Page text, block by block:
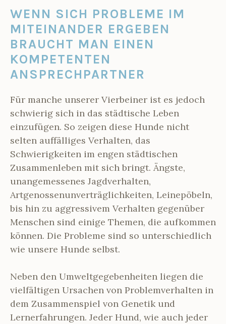
WENN SICH PROBLEME IM
MITEINANDER ERGEBEN
BRAUCHT MAN EINEN
KOMPETENTEN
ANSPRECHPARTNER
Für manche unserer Vierbeiner ist es jedoch
schwierig sich in das städtische Leben
einzufügen. So zeigen diese Hunde nicht
selten auffälliges Verhalten, das
Schwierigkeiten im engen städtischen
Zusammenleben mit sich bringt. Ängste,
unangemessenes Jagdverhalten,
Artgenossenunverträglichkeiten, Leinepöbeln,
bis hin zu aggressivem Verhalten gegenüber
Menschen sind einige Themen, die aufkommen
können. Die Probleme sind so unterschiedlich
wie unsere Hunde selbst.
Neben den Umweltgegebenheiten liegen die
vielfältigen Ursachen von Problemverhalten in
dem Zusammenspiel von Genetik und
Lernerfahrungen. Jeder Hund, wie auch jeder